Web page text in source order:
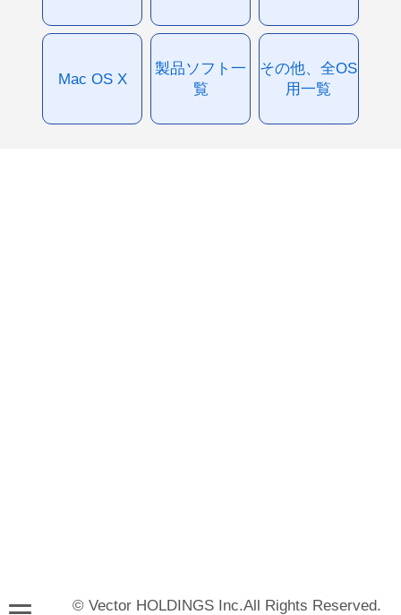
Mac OS X
製品ソフト一
覧
その他、全OS
用一覧
© Vector HOLDINGS Inc.All Rights Reserved.